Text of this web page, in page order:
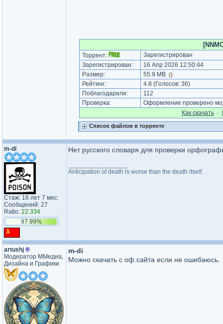
Торрент:
Зарегистрирован
Зарегистрирован:
16 Апр 2026 12:50:44
Размер:
55.9 MB ()
Рейтинг: 4.8 (Голосов: 36)
Поблагодарили:
112
Проверка:
Оформление проверено
Как cкачать·
Список файлов в торренте
m-di
Стаж: 16 лет 7 мес.
Сообщений: 27
Ratio: 22.334
97.99%
Нет русского словаря для проверки
Anticipation of death is worse than the death itself.
artushj ®
Модератор ММедиа,
Дизайна и Графики
m-di
Можно скачать с оф.сайта если не ошибаюсь.